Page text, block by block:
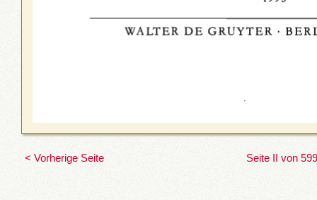
< Vorherige Seite Seite II von 599